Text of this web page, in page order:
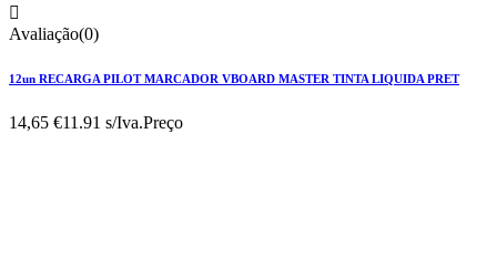

Avaliação(0)
12un RECARGA PILOT MARCADOR VBOARD MASTER TINTA LIQUIDA PRET
14,65 €11.91 s/Iva.Preço